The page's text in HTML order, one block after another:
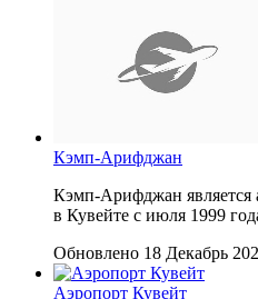
Кэмп-Арифджан
Кэмп-Арифджан является
в Кувейте с июля 1999
Обновлено 18 Декабрь
Аэропорт Кувейт